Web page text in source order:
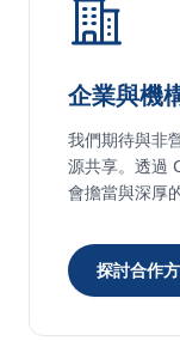
企業與機
我們期待與非
源共享。透過
會擔當與深厚
探討合作